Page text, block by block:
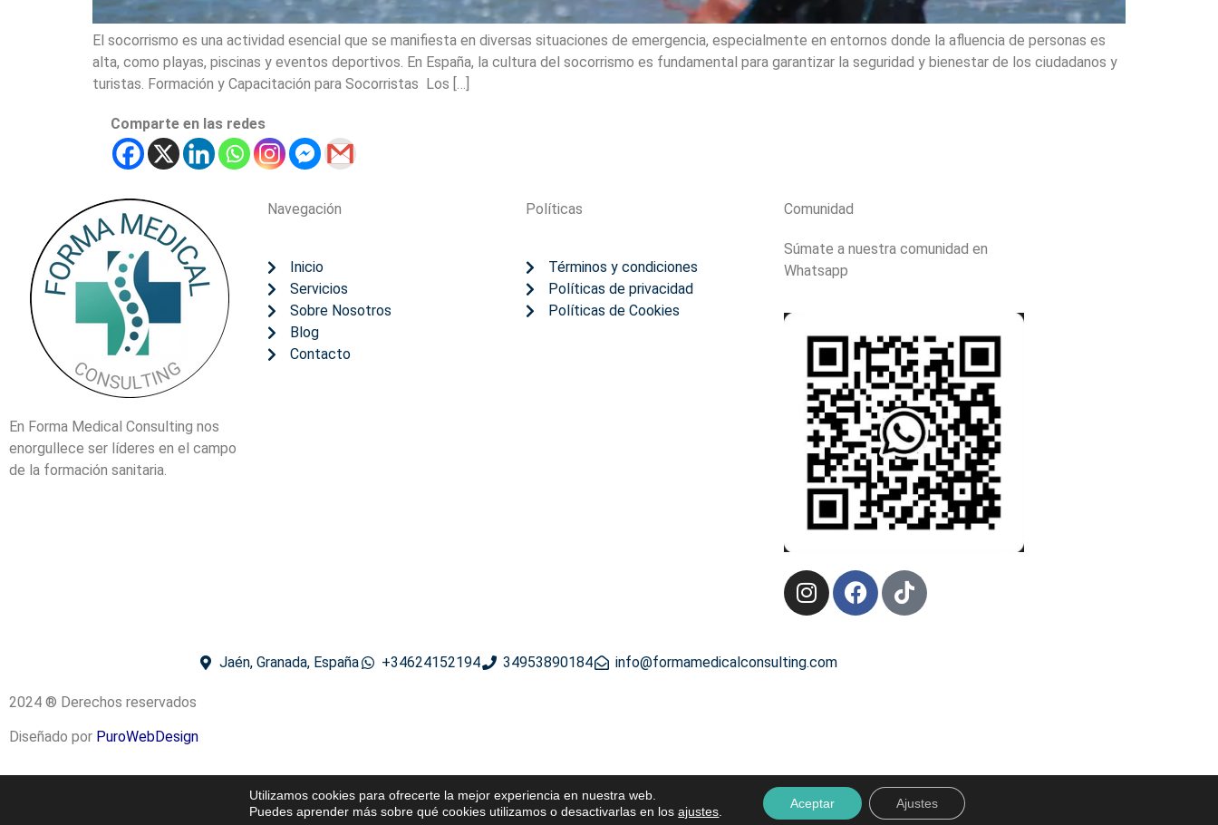
El socorrismo es una actividad esencial que se manifiesta en diversas situaciones de emergencia, especialmente en entornos donde la afluencia de personas es
alta, como playas, piscinas y eventos deportivos. En España, la cultura del socorrismo es fundamental para garantizar la seguridad y bienestar de los ciudadanos y
turistas. Formación y Capacitación para Socorristas Los […]
Comparte en las redes
En Forma Medical Consulting nos
enorgullece ser líderes en el campo
de la formación sanitaria.
Navegación
Inicio
Servicios
Sobre Nosotros
Blog
Contacto
Políticas
Términos y condiciones
Políticas de privacidad
Políticas de Cookies
Comunidad
Súmate a nuestra comunidad en
Whatsapp
Jaén, Granada, España +34624152194 34953890184 info@formamedicalconsulting.com
2024 ® Derechos reservados
Diseñado por PuroWebDesign
Utilizamos cookies para ofrecerte la mejor experiencia en nuestra web.
Puedes aprender más sobre qué cookies utilizamos o desactivarlas en losajustes
Aceptar Ajustes